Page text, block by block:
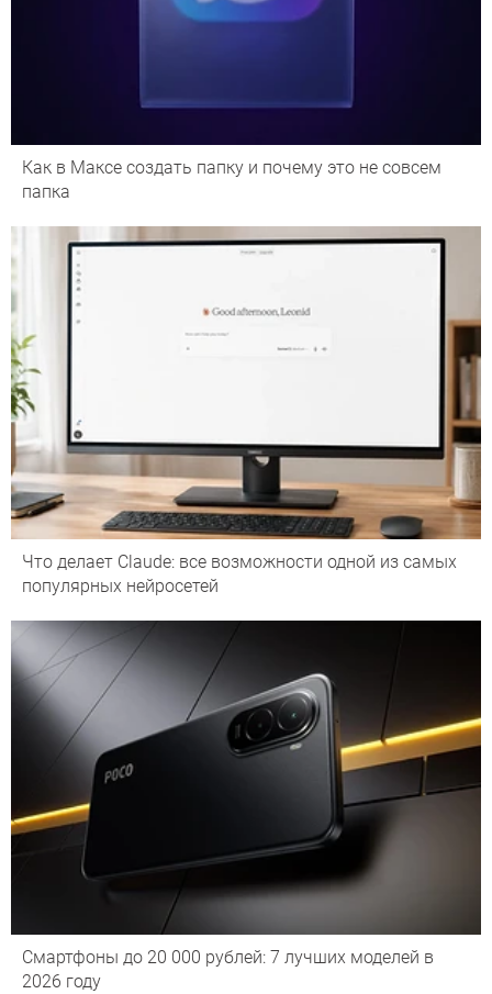
Как в Максе создать папку и почему это не совсем
папка
Что делает Сlaude: все возможности одной из самых
популярных нейросетей
Смартфоны до 20 000 рублей: 7 лучших моделей в
2026 году